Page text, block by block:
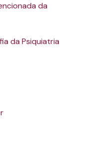
da
da Psiquiatria